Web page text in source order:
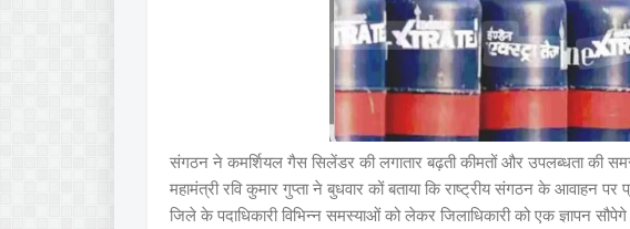
संगठन ने कमर्शियल गैस सिलेंडर की लगातार बढ़ती कीमतों और उपलब्धता की
महामंत्री रवि कुमार गुप्ता ने बुधवार कों बताया कि राष्ट्रीय संगठन के आवाहन
जिले के पदाधिकारी विभिन्न समस्याओं को लेकर जिलाधिकारी को एक ज्ञापन